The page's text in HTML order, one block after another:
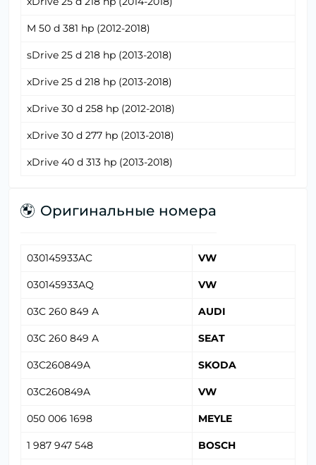
M 50 d 381 hp (2012-2018)
sDrive 25 d 218 hp (2013-2018)
xDrive 25 d 218 hp (2013-2018)
xDrive 30 d 258 hp (2012-2018)
xDrive 30 d 277 hp (2013-2018)
xDrive 40 d 313 hp (2013-2018)
Оригинальные номера
030145933AC VW
030145933AQ VW
03C 260 849 A AUDI
03C 260 849 A SEAT
03C260849A SKODA
03C260849A VW
050 006 1698 MEYLE
1 987 947 548 BOSCH